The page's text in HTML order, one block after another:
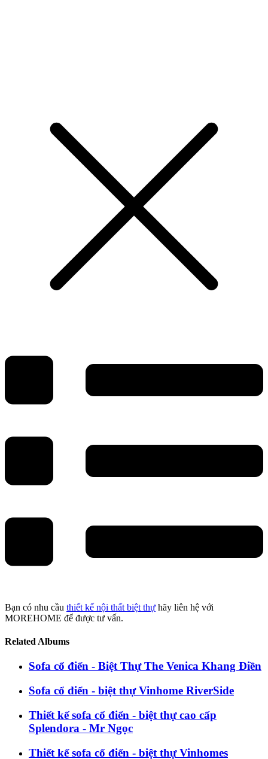
Bạn có nhu cầu thiết kế nội thất biệt thự hãy liên hệ với
MOREHOME để được tư vấn.
Related Albums
Sofa cổ điển - Biệt Thự The Venica Khang Điền
Sofa cổ điển - biệt thự Vinhome RiverSide
Thiết kế sofa cổ điển - biệt thự cao cấp
Splendora - Mr Ngọc
Thiết kế sofa cổ điển - biệt thự Vinhomes